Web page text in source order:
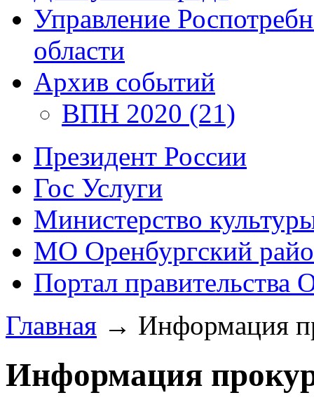
Управление
области
Архив событий
ВПН 2020 (21)
Президент России
Гос Услуги
Министерство
МО Оренбургский
Портал правительства
Главная → Информация
Информация